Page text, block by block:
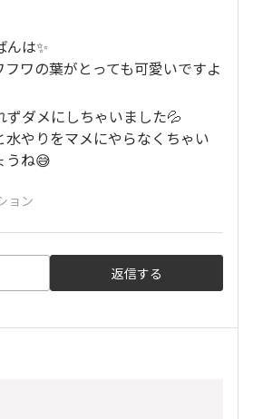
んは✨
ワの葉がとっても可愛いですよ
ずダメにしちゃいました💦
やりをマメにやらなくちゃい
うね😅
ョン
返信する